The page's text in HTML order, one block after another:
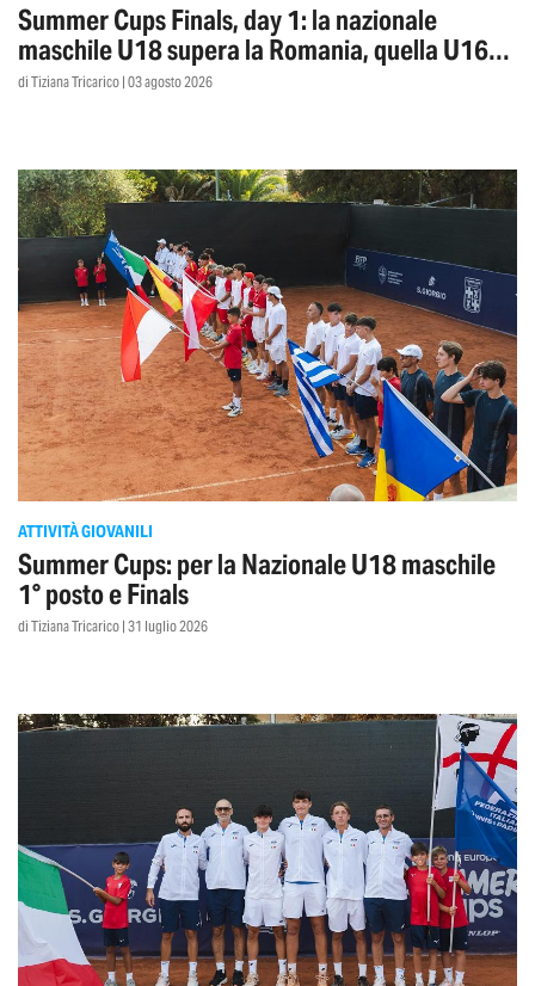
Summer Cups Finals, day 1: la nazionale
maschile U18 supera la Romania, quella U16
cede all’Ungheria
di Tiziana Tricarico | 03 agosto 2026
ATTIVITÀ GIOVANILI
Summer Cups: per la Nazionale U18 maschile
1° posto e Finals
di Tiziana Tricarico | 31 luglio 2026